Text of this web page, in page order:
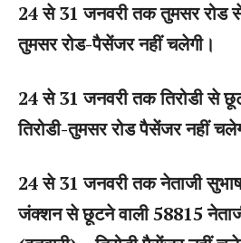
24 से 31 जनवरी तक तुमसर रोड
तुमसर रोड-पैसेंजर नहीं चलेगी।
24 से 31 जनवरी तक तिरोडी से
तिरोडी-तुमसर रोड पैसेंजर नहीं
24 से 31 जनवरी तक नेताजी
जंक्शन से छूटने वाली 58815